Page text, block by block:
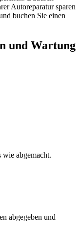
Autoreparatur sparen
buchen Sie einen
und Wartung
wie abgemacht.
abgegeben und